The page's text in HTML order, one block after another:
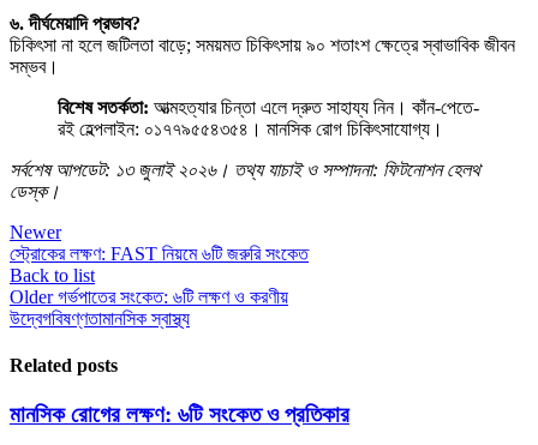
৬. দীর্ঘমেয়াদি প্রভাব?
চিকিৎসা না হলে জটিলতা বাড়ে; সময়মত চিকিৎসায় ৯০ শতাংশ ক্ষেত্রে স্বাভাবিক জীবন
সম্ভব।
বিশেষ সতর্কতা: আত্মহত্যার চিন্তা এলে দ্রুত সাহায্য নিন। কাঁন-পেতে-
রই হেল্পলাইন: ০১৭৭৯৫৫৪৩৫৪। মানসিক রোগ চিকিৎসাযোগ্য।
সর্বশেষ আপডেট: ১৩ জুলাই ২০২৬। তথ্য যাচাই ও সম্পাদনা: ফিটনোশন হেলথ
ডেস্ক।
Newer
স্ট্রোকের লক্ষণ: FAST নিয়মে ৬টি জরুরি সংকেত
Back to list
Older গর্ভপাতের সংকেত: ৬টি লক্ষণ ও করণীয়
উদ্বেগবিষণ্ণতামানসিক স্বাস্থ্য
Related posts
মানসিক রোগের লক্ষণ: ৬টি সংকেত ও প্রতিকার